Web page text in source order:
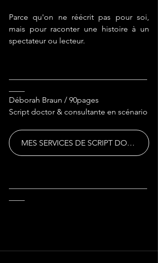
Parce qu'on ne réécrit pas pour soi,
mais pour raconter une histoire à un
spectateur ou lecteur.
Déborah Braun / 90pages
Script doctor & consultante en scénario
MES SERVICES DE SCRIPT DOCTORING